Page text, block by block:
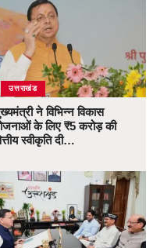
उत्तराखंड
ने विभिन्न विकास
के लिए ₹5 करोड़ की
स्वीकृति दी…